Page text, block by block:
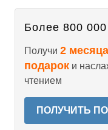
Более 800 000
Получи 2
подарок и
чтением
ПОЛУЧИТЬ